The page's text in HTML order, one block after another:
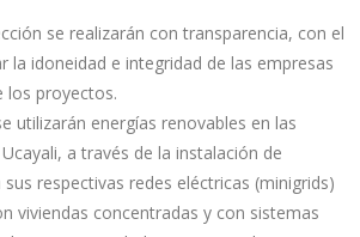
se realizarán con transparencia, con el
la idoneidad e integridad de las empresas
los proyectos.
utilizarán energías renovables en las
a través de la instalación de
respectivas redes eléctricas (minigrids)
viviendas concentradas y con sistemas